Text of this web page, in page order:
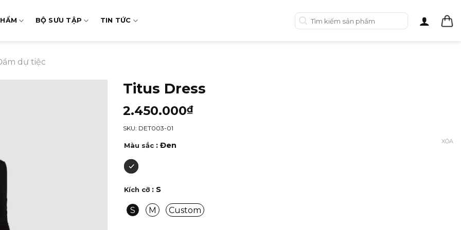
BỘ SƯU TẬP TIN TỨC
Tìm
kiếm:
dự tiệc
Titus Dress
2.450.000₫
SKU: DET003-01
Màu sắc : Đen
Kích cỡ : S
S M Custom
XÓA